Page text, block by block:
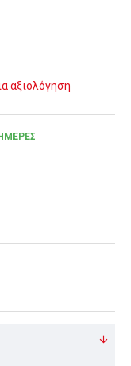
αξιολόγηση